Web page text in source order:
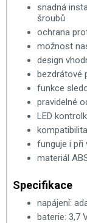
snadná
šroubů
ochrana
možnost
design
bezdrátové
funkce
pravidelné
LED
funguje i při
materiál
Specifikace
napájení:
baterie: 3,7